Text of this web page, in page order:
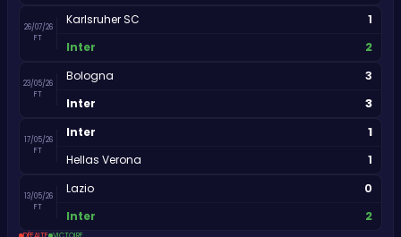
26/07/26
FT
Karlsruher SC 1
Inter 2
23/05/26
FT
Bologna 3
Inter 3
17/05/26
FT
Inter 1
Hellas Verona 1
13/05/26
FT
Lazio 0
Inter 2